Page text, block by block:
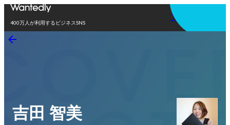
400万人が利用するビジネスSNS
アプリを使う
吉田 智美